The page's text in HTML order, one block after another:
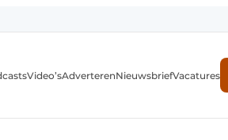
Video’sAdverterenNieuwsbriefVacatures